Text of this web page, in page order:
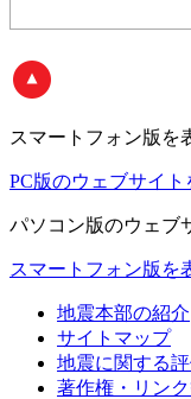
スマートフォン版 を
PC版のウェブサイト
パソコン版のウェブ
スマートフォン版を
地震本部の紹介
サイトマップ
地震に関する
著作権・リン